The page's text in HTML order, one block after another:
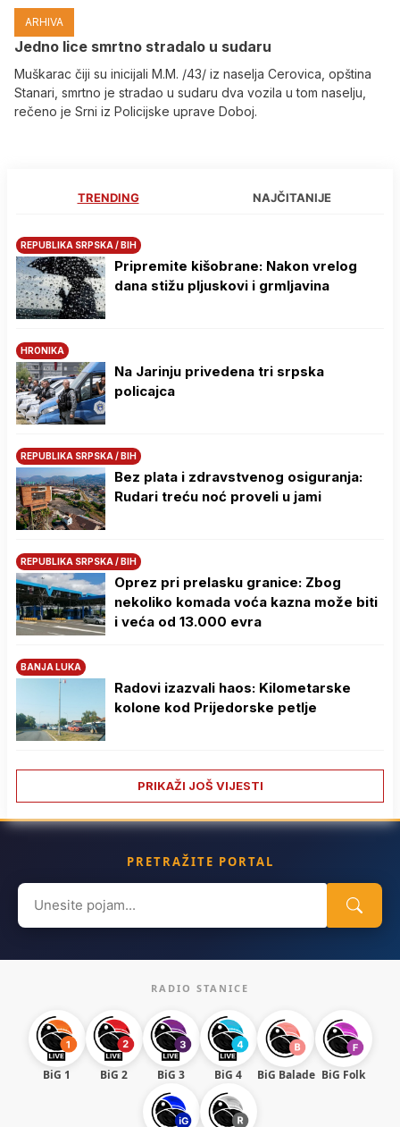
ARHIVA
Јedno lice smrtno stradalo u sudaru
Muškarac čiji su inicijali M.M. /43/ iz naselja Cerovica, opština
Stanari, smrtno je stradao u sudaru dva vozila u tom naselju,
rečeno je Srni iz Policijske uprave Doboj.
TRENDING NAJČITANIJE
REPUBLIKA SRPSKA / BIH
Pripremite kišobrane: Nakon vrelog
dana stižu pljuskovi i grmljavina
HRONIKA
Na Јarinju privedena tri srpska
policajca
REPUBLIKA SRPSKA / BIH
Bez plata i zdravstvenog osiguranja:
Rudari treću noć proveli u jami
REPUBLIKA SRPSKA / BIH
Oprez pri prelasku granice: Zbog
nekoliko komada voća kazna može biti
i veća od 13.000 evra
BANJA LUKA
Radovi izazvali haos: Kilometarske
kolone kod Prijedorske petlje
PRIKAŽI JOŠ VIJESTI
PRETRAŽITE PORTAL
Search
for:
RADIO STANICE
BiG 1 BiG 2 BiG 3 BiG 4 BiG Balade BiG Folk